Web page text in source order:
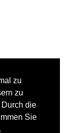
zu
zu
die
Sie